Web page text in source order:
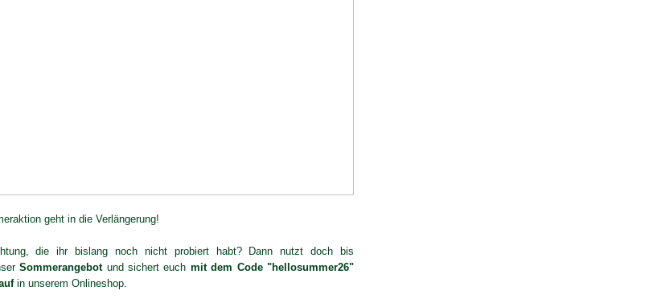
geht in die Verlängerung!
die ihr bislang noch nicht probiert habt? Dann nutzt doch bis
Sommerangebot und sichert euch mit dem Code "hellosummer26"
in unserem Onlineshop.